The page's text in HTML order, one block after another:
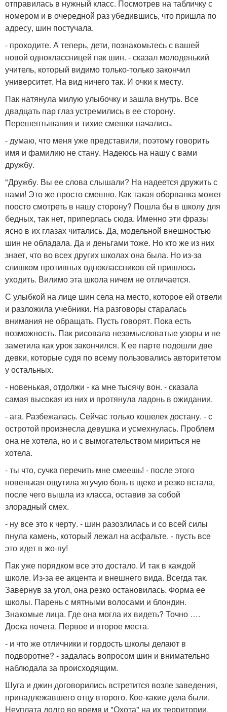
отправилась в нужный класс. Посмотрев на табличку с
номером и в очередной раз убедившись, что пришла по
адресу, шин постучала.
- проходите. А теперь, дети, познакомьтесь с вашей
новой одноклассницей пак шин. - сказал молоденький
учитель, который видимо только-только закончил
университет. На вид ничего так. И очки к месту.
Пак натянула милую улыбочку и зашла внутрь. Все
двадцать пар глаз устремились в ее сторону.
Перешептывания и тихие смешки начались.
- думаю, что меня уже представили, поэтому говорить
имя и фамилию не стану. Надеюсь на нашу с вами
дружбу.
"Дружбу. Вы ее слова слышали? На надеется дружить с
нами! Это же просто смешно. Как такая оборванка может
поосто смотреть в нашу сторону? Пошла бы в школу для
бедных, так нет, приперлась сюда. Именно эти фразы
ясно в их глазах читались. Да, модельной внешностью
шин не обладала. Да и деньгами тоже. Но кто же из них
знает, что во всех других школах она была. Но из-за
слишком противных одноклассников ей пришлось
уходить. Вилимо эта школа ничем не отличается.
С улыбкой на лице шин села на место, которое ей отвели
и разложила учебники. На разговоры старалась
внимания не обращать. Пусть говорят. Пока есть
возможность. Пак рисовала незамысловатые узоры и не
заметила как урок закончился. К ее парте подошли две
девки, которые судя по всему пользовались авторитетом
у остальных.
- новенькая, отдолжи - ка мне тысячу вон. - сказала
самая высокая из них и протянула ладонь в ожидании.
- ага. Разбежалась. Сейчас только кошелек достану. - с
остротой произнесла девушка и усмехнулась. Проблем
она не хотела, но и с вымогательством мириться не
хотела.
- ты что, сучка перечить мне смеешь! - после этого
новенькая ощутила жгучую боль в щеке и резко встала,
после чего вышла из класса, оставив за собой
злорадный смех.
- ну все это к черту. - шин разозлилась и со всей силы
пнула камень, который лежал на асфальте. - пусть все
это идет в жо-пу!
Пак уже порядком все это достало. И так в каждой
школе. Из-за ее акцента и внешнего вида. Всегда так.
Завернув за угол, она резко остановилась. Форма ее
школы. Парень с мятными волосами и блондин.
Знакомые лица. Где она могла их видеть? Точно ….
Доска почета. Первое и второе места.
- и что же отличники и гордость школы делают в
подворотне? - задалась вопросом шин и внимательно
наблюдала за происходящим.
Шуга и джин договорились встретится возле заведения,
принадлежавшего отцу второго. Кое-какие дела были.
Неуплата долго во время и "Охота" на их территории.